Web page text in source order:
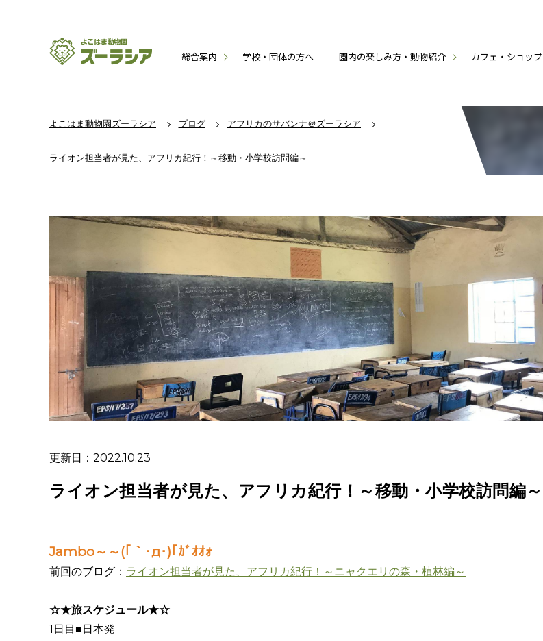
総合案内 学校・団体の方へ 園内の楽しみ方・動物紹介 カフェ・ショップ
よこはま動物園ズーラシア ブログ アフリカのサバンナ＠ズーラシア
ライオン担当者が見た、アフリカ紀行！～移動・小学校訪問編～
更新日：2022.10.23
ライオン担当者が見た、アフリカ紀行！～移動・小学校訪問編～
Jambo～～(｢｀･д･)｢ｶﾞｵｵｫ
前回のブログ： ライオン担当者が見た、アフリカ紀行！～ニャクエリの森・植林編～
☆★旅スケジュール★☆
1日目■日本発